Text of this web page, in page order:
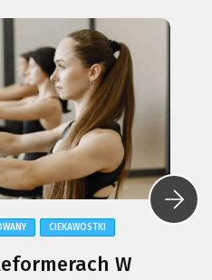
CIEKAWOSTKI
Pilatesu